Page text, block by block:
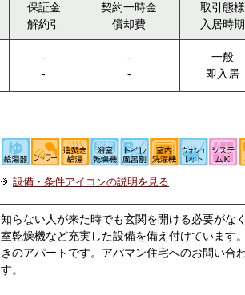
保証金
解約引
契約一時金
償却費
取引態様
入居時期
-
-
-
-
一般
即入居
設備・条件アイコンの説明を見る
知らない人が来た時でも玄関を開ける必要がな
室乾燥機など充実した設備を備え付けています
きのアパートです。アパマン住宅へのお問い
す。